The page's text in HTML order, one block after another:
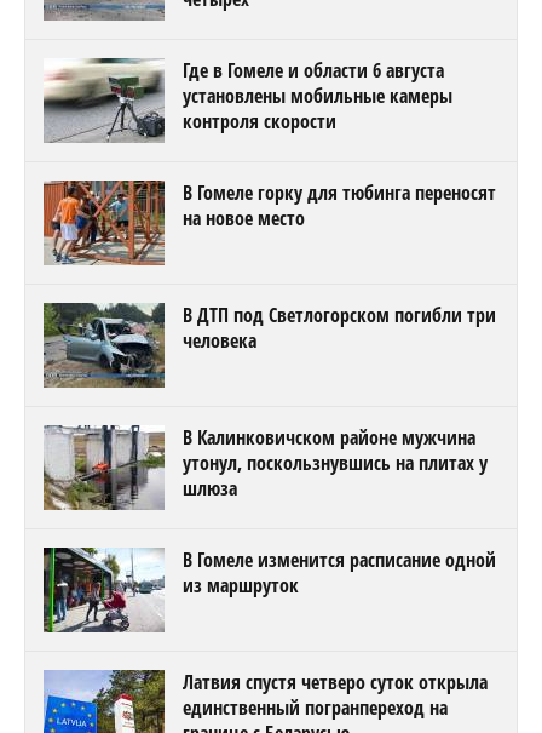
Где в Гомеле и области 6 августа
установлены мобильные камеры
контроля скорости
В Гомеле горку для тюбинга переносят
на новое место
В ДТП под Светлогорском погибли три
человека
В Калинковичском районе мужчина
утонул, поскользнувшись на плитах у
шлюза
В Гомеле изменится расписание одной
из маршруток
Латвия спустя четверо суток открыла
единственный погранпереход на